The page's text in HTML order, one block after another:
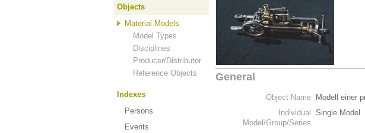
Objects
Material Models
Model Types
Disciplines
Producer/Distributor
Reference Objects
Indexes
Persons
Events
General
Object Name
Modell einer
Individual
Model/Group/Series
Single Model